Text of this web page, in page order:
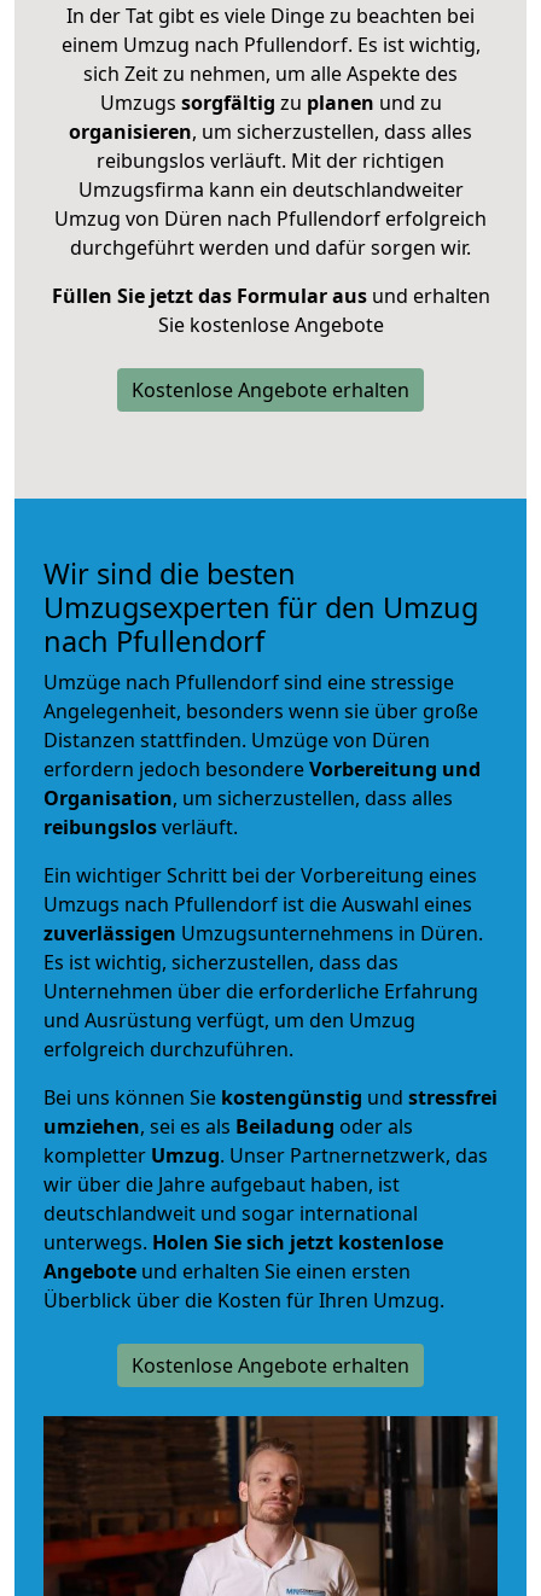
In der Tat gibt es viele Dinge zu beachten bei
einem Umzug nach Pfullendorf. Es ist wichtig,
sich Zeit zu nehmen, um alle Aspekte des
Umzugs sorgfältig zu planen und zu
organisieren, um sicherzustellen, dass alles
reibungslos verläuft. Mit der richtigen
Umzugsfirma kann ein deutschlandweiter
Umzug von Düren nach Pfullendorf erfolgreich
durchgeführt werden und dafür sorgen wir.
Füllen Sie jetzt das Formular ausund erhalten
Sie kostenlose Angebote
Kostenlose Angebote erhalten
Wir sind die besten
Umzugsexperten für den Umzug
nach Pfullendorf
Umzüge nach Pfullendorf sind eine stressige
Angelegenheit, besonders wenn sie über große
Distanzen stattfinden. Umzüge von Düren
erfordern jedoch besondereVorbereitung und
Organisation, um sicherzustellen, dass alles
reibungslosverläuft.
Ein wichtiger Schritt bei der Vorbereitung eines
Umzugs nach Pfullendorf ist die Auswahl eines
zuverlässigen Umzugsunternehmens in Düren.
Es ist wichtig, sicherzustellen, dass das
Unternehmen über die erforderliche Erfahrung
und Ausrüstung verfügt, um den Umzug
erfolgreich durchzuführen.
Bei uns können Sie kostengünstig und stressfrei
umziehen, sei es als Beiladung oder als
kompletter Umzug. Unser Partnernetzwerk, das
wir über die Jahre aufgebaut haben, ist
deutschlandweit und sogar international
unterwegs. Holen Sie sich jetzt kostenlose
Angebote und erhalten Sie einen ersten
Überblick über die Kosten für Ihren Umzug.
Kostenlose Angebote erhalten